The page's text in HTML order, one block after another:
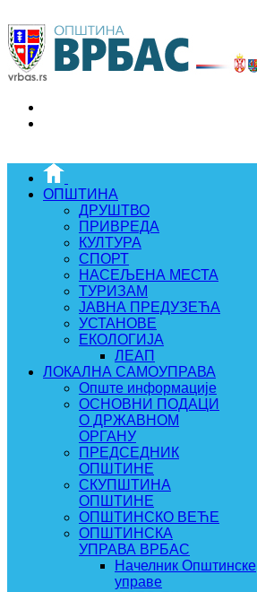
ОПШТИНА
ДРУШТВО
ПРИВРЕДА
КУЛТУРА
СПОРТ
НАСЕЉЕНА МЕСТА
ТУРИЗАМ
ЈАВНА ПРЕДУЗЕЋА
УСТАНОВЕ
ЕКОЛОГИЈА
ЛЕАП
ЛОКАЛНА САМОУПРАВА
Опште информације
ОСНОВНИ ПОДАЦИ
О ДРЖАВНОМ
ОРГАНУ
ПРЕДСЕДНИК
ОПШТИНЕ
СКУПШТИНА
ОПШТИНЕ
ОПШТИНСКО ВЕЋЕ
ОПШТИНСКА
УПРАВА ВРБАС
Начелник Општинске
управе